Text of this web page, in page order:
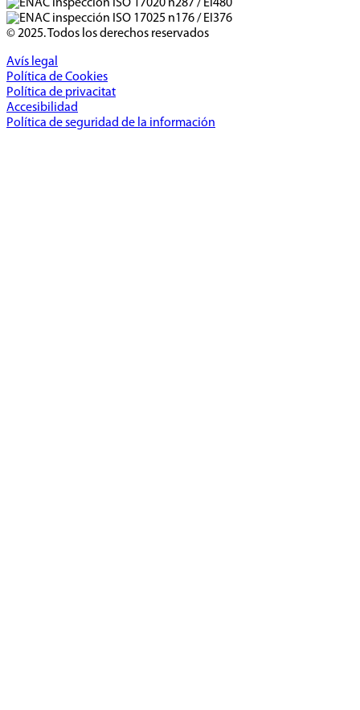
© 2025. Todos los derechos reservados
Avís legal
Política de Cookies
Política de privacitat
Accesibilidad
Política de seguridad de la información